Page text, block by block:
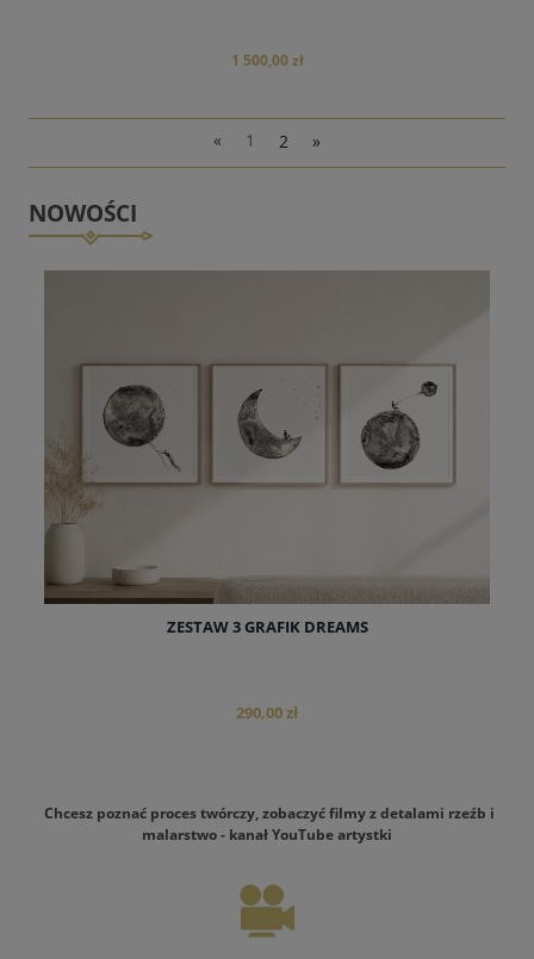
1 500,00 zł
« 1 2 »
NOWOŚCI
ZESTAW 3 GRAFIK DREAMS
290,00 zł
Chcesz poznać proces twórczy, zobaczyć filmy z detalami rzeźb i
malarstwo - kanał YouTube artystki